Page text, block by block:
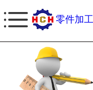
零件加工